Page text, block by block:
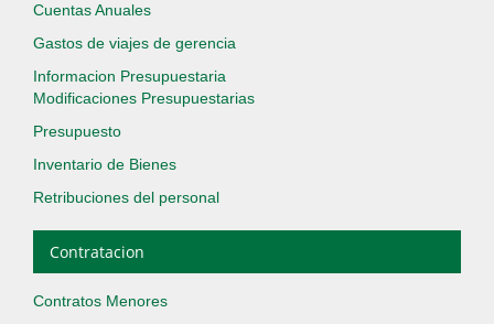
Cuentas Anuales
Gastos de viajes de gerencia
Informacion Presupuestaria
Modificaciones Presupuestarias
Presupuesto
Inventario de Bienes
Retribuciones del personal
Contratacion
Contratos Menores